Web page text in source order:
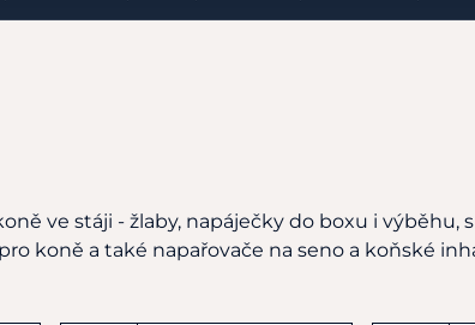
ve stáji - žlaby, napáječky do boxu i výběhu,
koně a také napařovače na seno a koňské